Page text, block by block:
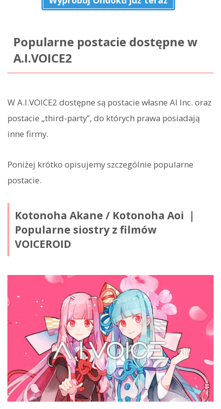
Popularne postacie dostępne w
A.I.VOICE2
W A.I.VOICE2 dostępne są postacie własne AI Inc. oraz
postacie „third-party”, do których prawa posiadają
inne firmy.
Poniżej krótko opisujemy szczególnie popularne
postacie.
Kotonoha Akane / Kotonoha Aoi ｜
Popularne siostry z filmów
VOICEROID